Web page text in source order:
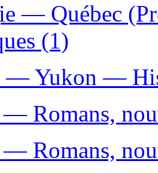
— Québec
(1)
— Yukon —
Romans,
Romans,